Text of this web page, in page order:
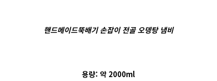
핸드메이드뚝배기 손잡이 전골 오뎅탕 냄비
용량: 약 2000ml